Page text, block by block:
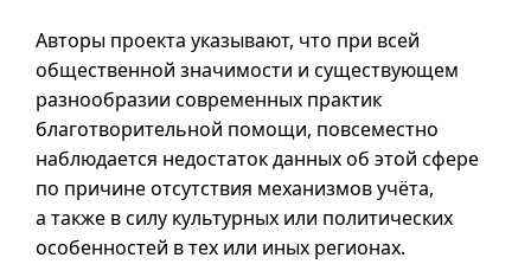
Авторы проекта указывают, что при всей
общественной значимости и существующем
разнообразии современных практик
благотворительной помощи, повсеместно
наблюдается недостаток данных об этой сфере
по причине отсутствия механизмов учёта,
а также в силу культурных или политических
особенностей в тех или иных регионах.